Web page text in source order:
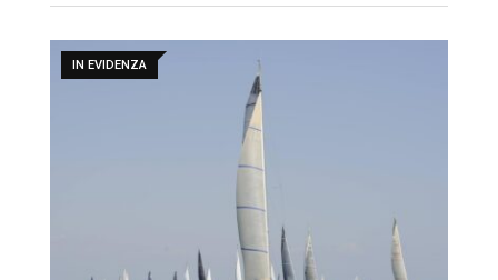
IN EVIDENZA